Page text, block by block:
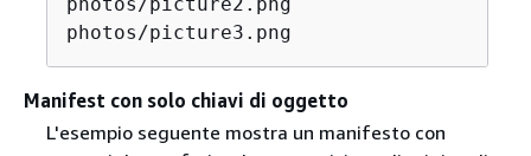
photos/picture3.png
Manifest con solo chiavi di oggetto
L'esempio seguente mostra un manifesto con